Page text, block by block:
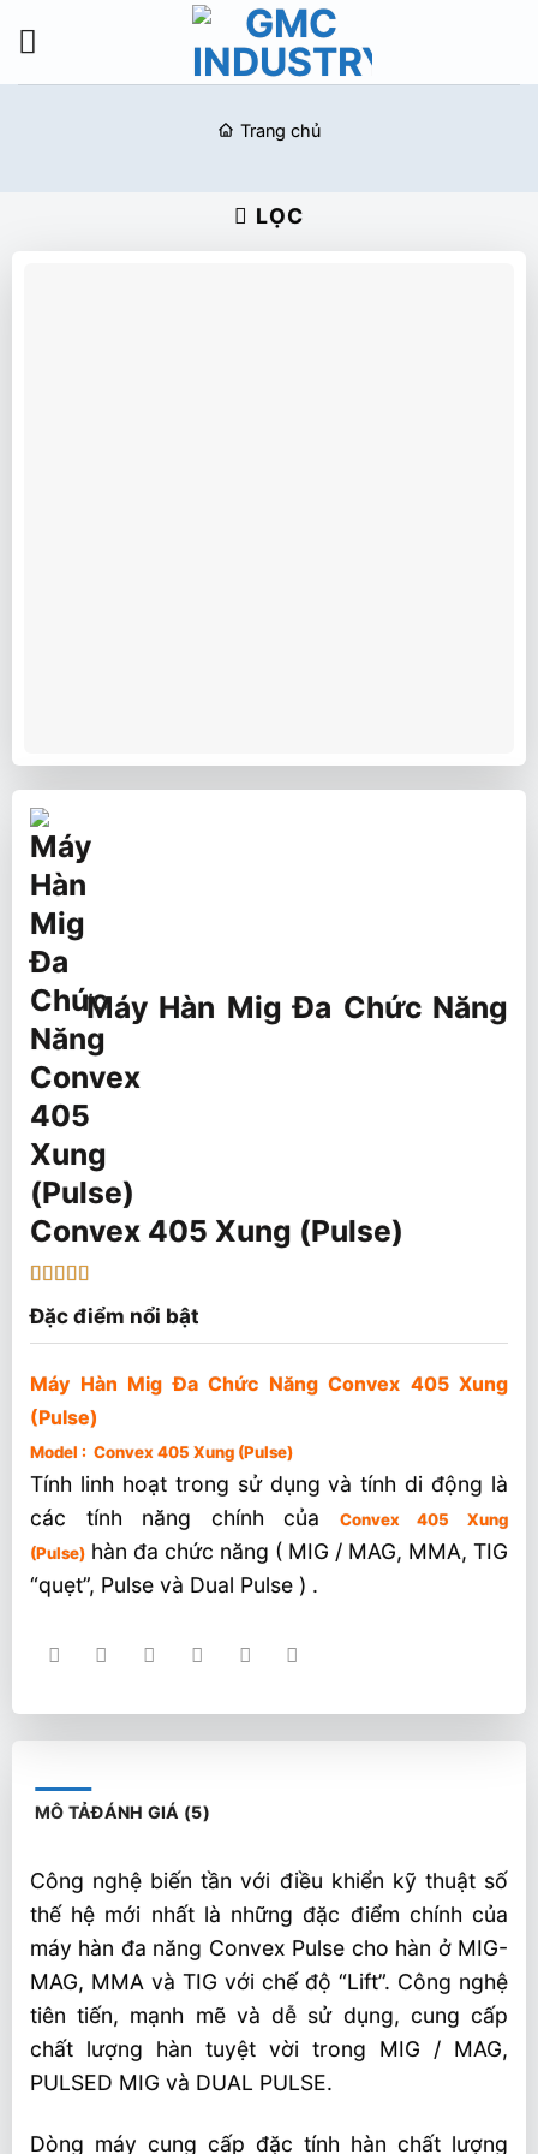
qua
nội
Trang chủ
LỌC
Máy Hàn Mig Đa Chức Năng
Convex 405 Xung (Pulse)
dựa
trên
giá
Đặc điểm nổi bật
Máy Hàn Mig Đa Chức Năng Convex 405 Xung
(Pulse)
Model : Convex 405 Xung (Pulse)
Tính linh hoạt trong sử dụng và tính di động là
các tính năng chính của
Convex 405 Xung
(Pulse) hàn đa chức năng ( MIG / MAG, MMA, TIG
“quẹt”, Pulse và Dual Pulse ) .
MÔ TẢĐÁNH GIÁ (5)
Công nghệ biến tần với điều khiển kỹ thuật số
thế hệ mới nhất là những đặc điểm chính của
máy hàn đa năng Convex Pulse cho hàn ở MIG-
MAG, MMA và TIG với chế độ “Lift”. Công nghệ
tiên tiến, mạnh mẽ và dễ sử dụng, cung cấp
chất lượng hàn tuyệt vời trong MIG / MAG,
PULSED MIG và DUAL PULSE.
Dòng máy cung cấp đặc tính hàn chất lượng